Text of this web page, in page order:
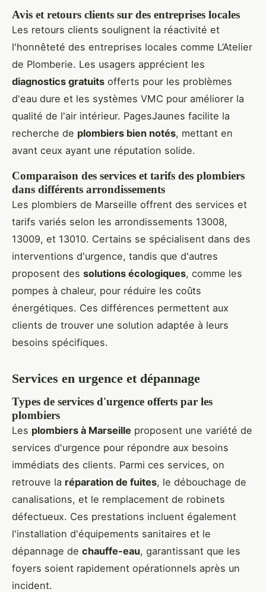
Avis et retours clients sur des entreprises locales
Les retours clients soulignent la réactivité et
l'honnêteté des entreprises locales comme L’Atelier
de Plomberie. Les usagers apprécient les
diagnostics gratuits offerts pour les problèmes
d'eau dure et les systèmes VMC pour améliorer la
qualité de l'air intérieur. PagesJaunes facilite la
recherche de plombiers bien notés, mettant en
avant ceux ayant une réputation solide.
Comparaison des services et tarifs des plombiers
dans différents arrondissements
Les plombiers de Marseille offrent des services et
tarifs variés selon les arrondissements 13008,
13009, et 13010. Certains se spécialisent dans des
interventions d'urgence, tandis que d'autres
proposent des solutions écologiques, comme les
pompes à chaleur, pour réduire les coûts
énergétiques. Ces différences permettent aux
clients de trouver une solution adaptée à leurs
besoins spécifiques.
Services en urgence et dépannage
Types de services d'urgence offerts par les
plombiers
Les plombiers à Marseille proposent une variété de
services d'urgence pour répondre aux besoins
immédiats des clients. Parmi ces services, on
retrouve la réparation de fuites, le débouchage de
canalisations, et le remplacement de robinets
défectueux. Ces prestations incluent également
l'installation d'équipements sanitaires et le
dépannage de chauffe-eau, garantissant que les
foyers soient rapidement opérationnels après un
incident.